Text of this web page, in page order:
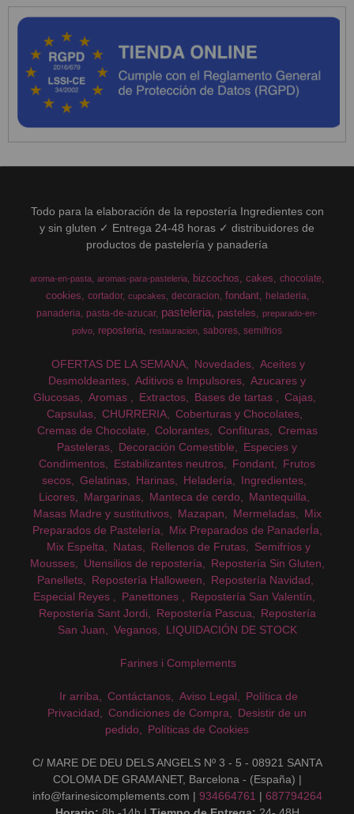
Todo para la elaboración de la repostería Ingredientes con
y sin gluten ✓ Entrega 24-48 horas ✓ distribuidores de
productos de pastelería y panadería
aroma-en-pasta aromas-para-pasteleria bizcochos cakes chocolate
cookies cortador cupcakes decoracion fondant
heladeria
panaderia pasta-de-azucar pasteleria pasteles
preparado-en-
polvo
reposteria restauracion sabores semifrios
OFERTAS DE LA SEMANA Novedades
Aceites y
Desmoldeantes
Aditivos e Impulsores
Azucares y
Glucosas
Aromas Extractos Bases de tartas
Cajas
Capsulas
CHURRERIA
Coberturas y Chocolates
Cremas de Chocolate
Colorantes Confituras
Cremas
Pasteleras
Decoración Comestible
Especies y
Condimentos
Estabilizantes neutros Fondant
Frutos
secos
Gelatinas Harinas Heladería
Ingredientes
Licores
Margarinas Manteca de cerdo
Mantequilla
Masas Madre y sustitutivos
Mazapan Mermeladas
Mix
Preparados de Pastelería
Mix Preparados de PanaderÍa
Mix Espelta
Natas Rellenos de Frutas
Semifríos y
Mousses
Utensilios de repostería
Repostería Sin Gluten
Panellets
Repostería Halloween
Repostería Navidad
Especial Reyes
Panettones
Repostería San Valentín
Repostería Sant Jordi
Repostería Pascua
Repostería
San Juan
Veganos LIQUIDACIÓN DE STOCK
Farines i Complements
Ir arriba Contáctanos Aviso Legal
Política de
Privacidad
Condiciones de Compra
Desistir de un
pedido
Políticas de Cookies
C/ MARE DE DEU DELS ANGELS Nº 3 - 5 - 08921 SANTA
COLOMA DE GRAMANET, Barcelona - (España) |
info@farinesicomplements.com | 934664761 | 687794264